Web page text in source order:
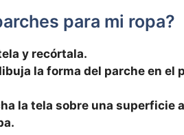
para mi‌ ropa?
​y recórtala.
la forma del parche en ⁤el
⁣la tela sobre una superficie